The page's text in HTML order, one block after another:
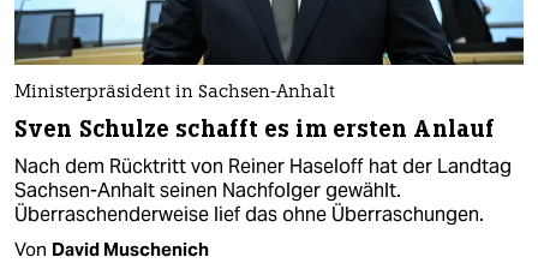
Ministerpräsident in Sachsen-Anhalt
Sven Schulze schafft es im ersten Anlauf
Nach dem Rücktritt von Reiner Haseloff hat der Landtag
Sachsen-Anhalt seinen Nachfolger gewählt.
Überraschenderweise lief das ohne Überraschungen.
Von David Muschenich